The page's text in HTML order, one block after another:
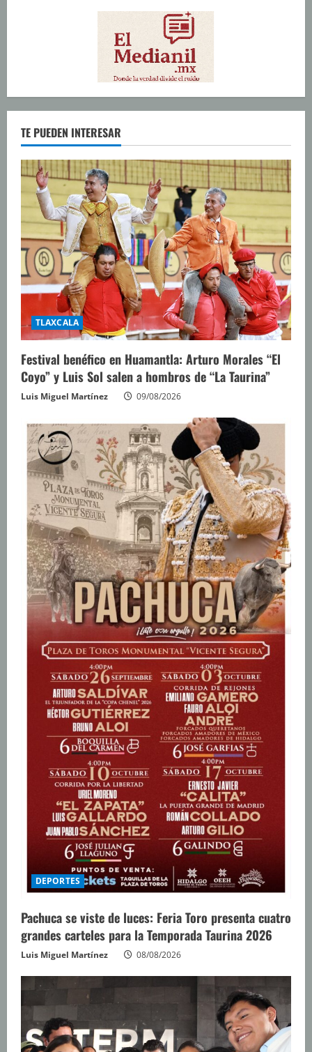
TE PUEDEN INTERESAR
TLAXCALA
Festival benéfico en Huamantla: Arturo Morales “El
Coyo” y Luis Sol salen a hombros de “La Taurina”
Luis Miguel Martínez 09/08/2026
DEPORTES
Pachuca se viste de luces: Feria Toro presenta cuatro
grandes carteles para la Temporada Taurina 2026
Luis Miguel Martínez 08/08/2026